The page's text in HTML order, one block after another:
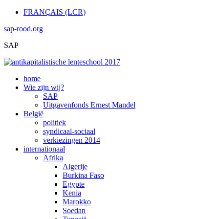
FRANÇAIS (LCR)
sap-rood.org
SAP
home
Wie zijn wij?
SAP
Uitgavenfonds Ernest Mandel
België
politiek
syndicaal-sociaal
verkiezingen 2014
internationaal
Afrika
Algerije
Burkina Faso
Egypte
Kenia
Marokko
Soedan